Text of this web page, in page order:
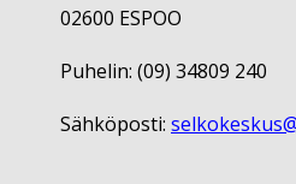
02600 ESPOO
Puhelin: (09) 34809 240
Sähköposti: